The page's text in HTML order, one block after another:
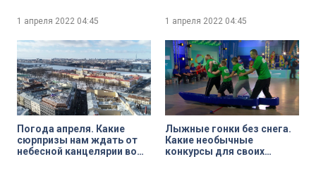
сражений Второй мировой
войны, который до сих пор
на плаву — делится своими
секретами и фактами
1 апреля 2022 04:45 1 апреля 2022 04:45
Погода апреля. Какие
сюрпризы нам ждать от
небесной канцелярии во
Лыжные гонки без снега.
Какие необычные
конкурсы для своих